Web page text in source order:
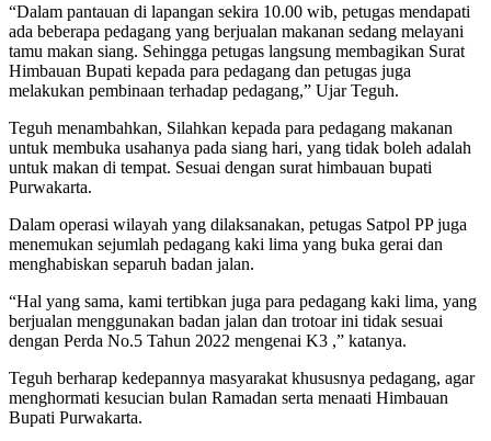
“Dalam pantauan di lapangan sekira 10.00 wib, petugas mendapati
ada beberapa pedagang yang berjualan makanan sedang melayani
tamu makan siang. Sehingga petugas langsung membagikan Surat
Himbauan Bupati kepada para pedagang dan petugas juga
melakukan pembinaan terhadap pedagang,” Ujar Teguh.
Teguh menambahkan, Silahkan kepada para pedagang makanan
untuk membuka usahanya pada siang hari, yang tidak boleh adalah
untuk makan di tempat. Sesuai dengan surat himbauan bupati
Purwakarta.
Dalam operasi wilayah yang dilaksanakan, petugas Satpol PP juga
menemukan sejumlah pedagang kaki lima yang buka gerai dan
menghabiskan separuh badan jalan.
“Hal yang sama, kami tertibkan juga para pedagang kaki lima, yang
berjualan menggunakan badan jalan dan trotoar ini tidak sesuai
dengan Perda No.5 Tahun 2022 mengenai K3 ,” katanya.
Teguh berharap kedepannya masyarakat khususnya pedagang, agar
menghormati kesucian bulan Ramadan serta menaati Himbauan
Bupati Purwakarta.